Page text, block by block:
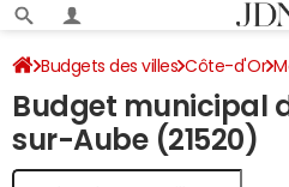
Budgets des villes Côte-d'Or
Budget 2024
Budget municipal
sur-Aube (21520)